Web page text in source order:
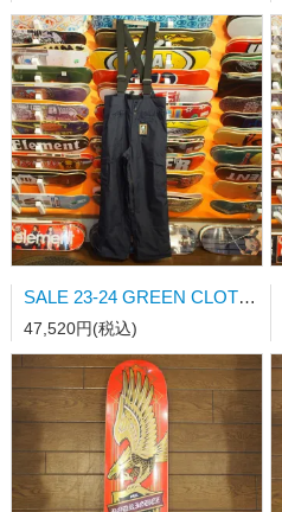
SALE 23-24 GREEN CLOTHING MOVEMENT CARGO NAVY Mサイズ
47,520円(税込)